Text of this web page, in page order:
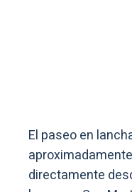
El paseo en
directamente